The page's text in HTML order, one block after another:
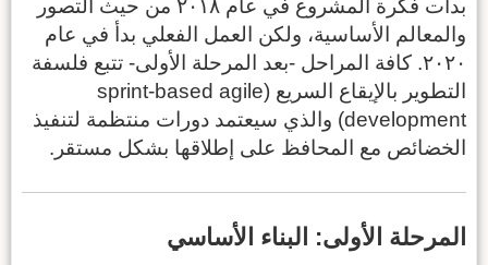
بدأت فكرة المشروع في عام ٢٠١٨ من حيث التصور
والمعالم الأساسية، ولكن العمل الفعلي بدأ في عام
٢٠٢٠. كافة المراحل -بعد المرحلة الأولى- تتبع فلسفة
التطوير بالإيقاع السريع (sprint-based agile
development) والذي سيعتمد دورات منتظمة لتنفيذ
الخضائص مع المحافظ على إطلاقها بشكل مستقر.
المرحلة الأولى: البناء الأساسي